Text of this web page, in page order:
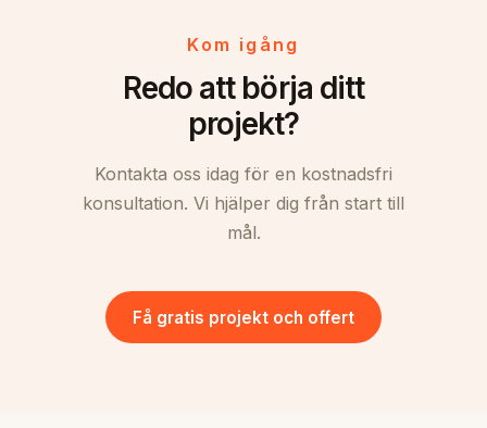
Kom igång
Redo att börja ditt
projekt?
Kontakta oss idag för en kostnadsfri
konsultation. Vi hjälper dig från start till
mål.
Få gratis projekt och offert